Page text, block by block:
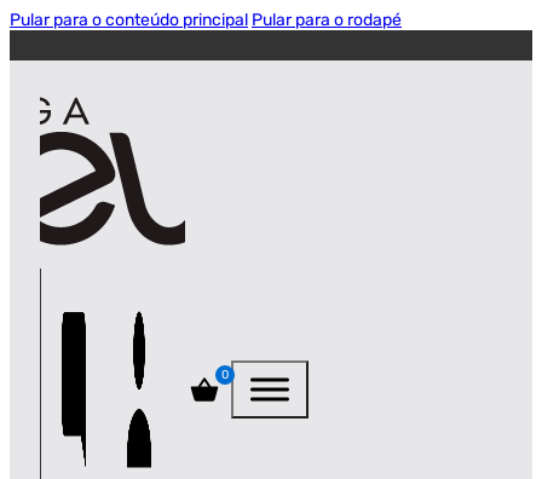
Pular para o conteúdo principal Pular para o rodapé
0